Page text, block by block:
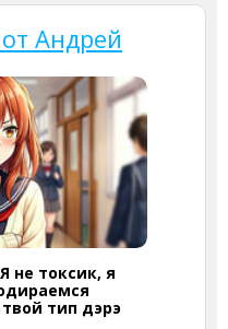
Андрей
не токсик, я
тип дэрэ